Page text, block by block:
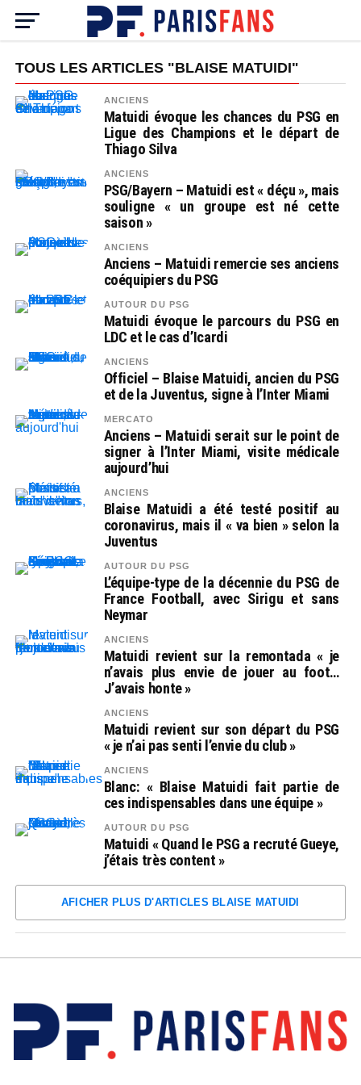
TOUS LES ARTICLES "BLAISE MATUIDI"
ANCIENS
Matuidi évoque les chances du PSG en
Ligue des Champions et le départ de
Thiago Silva
ANCIENS
PSG/Bayern – Matuidi est « déçu », mais
souligne « un groupe est né cette
saison »
ANCIENS
Anciens – Matuidi remercie ses anciens
coéquipiers du PSG
AUTOUR DU PSG
Matuidi évoque le parcours du PSG en
LDC et le cas d’Icardi
ANCIENS
Officiel – Blaise Matuidi, ancien du PSG
et de la Juventus, signe à l’Inter Miami
MERCATO
Anciens – Matuidi serait sur le point de
signer à l’Inter Miami, visite médicale
aujourd’hui
ANCIENS
Blaise Matuidi a été testé positif au
coronavirus, mais il « va bien » selon la
Juventus
AUTOUR DU PSG
L’équipe-type de la décennie du PSG de
France Football, avec Sirigu et sans
Neymar
ANCIENS
Matuidi revient sur la remontada « je
n’avais plus envie de jouer au foot…
J’avais honte »
ANCIENS
Matuidi revient sur son départ du PSG
« je n’ai pas senti l’envie du club »
ANCIENS
Blanc: « Blaise Matuidi fait partie de
ces indispensables dans une équipe »
AUTOUR DU PSG
Matuidi « Quand le PSG a recruté Gueye,
j’étais très content »
AFICHER PLUS D'ARTICLES BLAISE MATUIDI